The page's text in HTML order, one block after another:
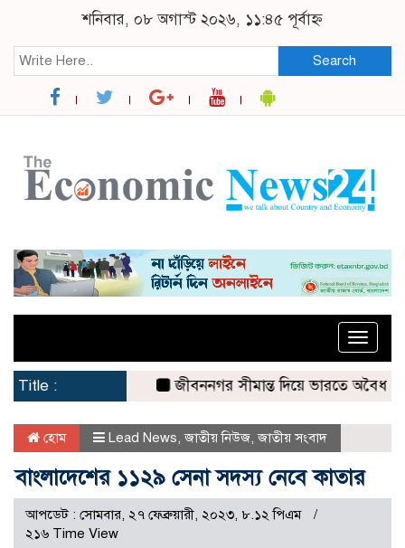
শনিবার, ০৮ অগাস্ট ২০২৬, ১১:৪৫ পূর্বাহ্ন
Search
Toggle
Title :
জীবননগর সীমান্ত দিয়ে ভারতে অবৈধ
হোম Lead News ,জাতীয় নিউজ ,জাতীয় সংবাদ
বাংলাদেশের ১১২৯ সেনা সদস্য নেবে কাতার
আপডেট : সোমবার, ২৭ ফেব্রুয়ারী, ২০২৩, ৮.১২ পিএম
২১৬ Time View